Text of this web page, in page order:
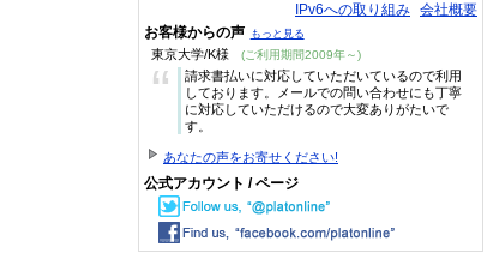
IPv6への取り組み 会社概要
お客様からの声 もっと見る
東京大学/K様 (ご利用期間2009年～)
“
請求書払いに対応していただいているので利用
しております。メールでの問い合わせにも丁寧
に対応していただけるので大変ありがたいで
す。
あなたの声をお寄せください!
公式アカウント / ページ